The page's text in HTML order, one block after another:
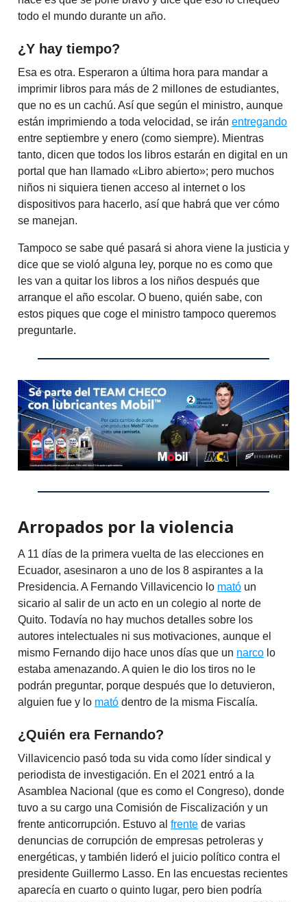
todo el mundo durante un año.
¿Y hay tiempo?
Esa es otra. Esperaron a última hora para mandar a
imprimir libros para más de 2 millones de estudiantes,
que no es un cachú. Así que según el ministro, aunque
están imprimiendo a toda velocidad, se irán entregando
entre septiembre y enero (como siempre). Mientras
tanto, dicen que todos los libros estarán en digital en un
portal que han llamado «Libro abierto»; pero muchos
niños ni siquiera tienen acceso al internet o los
dispositivos para hacerlo, así que habrá que ver cómo
se manejan.
Tampoco se sabe qué pasará si ahora viene la justicia y
dice que se violó alguna ley, porque no es como que
les van a quitar los libros a los niños después que
arranque el año escolar. O bueno, quién sabe, con
estos piques que coge el ministro tampoco queremos
preguntarle.
Arropados por la violencia
A 11 días de la primera vuelta de las elecciones en
Ecuador, asesinaron a uno de los 8 aspirantes a la
Presidencia. A Fernando Villavicencio lo mató un
sicario al salir de un acto en un colegio al norte de
Quito. Todavía no hay muchos detalles sobre los
autores intelectuales ni sus motivaciones, aunque el
mismo Fernando dijo hace unos días que un narco lo
estaba amenazando. A quien le dio los tiros no le
podrán preguntar, porque después que lo detuvieron,
alguien fue y lo mató dentro de la misma Fiscalía.
¿Quién era Fernando?
Villavicencio pasó toda su vida como líder sindical y
periodista de investigación. En el 2021 entró a la
Asamblea Nacional (que es como el Congreso), donde
tuvo a su cargo una Comisión de Fiscalización y un
frente anticorrupción. Estuvo al frente de varias
denuncias de corrupción de empresas petroleras y
energéticas, y también lideró el juicio político contra el
presidente Guillermo Lasso. En las encuestas recientes
aparecía en cuarto o quinto lugar, pero bien podría